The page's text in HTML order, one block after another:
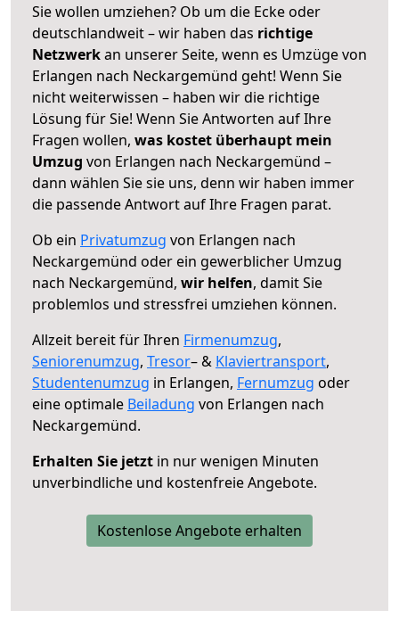
Sie wollen umziehen? Ob um die Ecke oder
deutschlandweit – wir haben das richtige
Netzwerkan unserer Seite, wenn es Umzüge von
Erlangen nach Neckargemünd geht! Wenn Sie
nicht weiterwissen – haben wir die richtige
Lösung für Sie! Wenn Sie Antworten auf Ihre
Fragen wollen, was kostet überhaupt mein
Umzug von Erlangen nach Neckargemünd –
dann wählen Sie sie uns, denn wir haben immer
die passende Antwort auf Ihre Fragen parat.
Ob ein Privatumzug von Erlangen nach
Neckargemünd oder ein gewerblicher Umzug
nach Neckargemünd, wir helfen, damit Sie
problemlos und stressfrei umziehen können.
Allzeit bereit für Ihren Firmenumzug,
Seniorenumzug, Tresor– & Klaviertransport,
Studentenumzug in Erlangen, Fernumzug oder
eine optimale Beiladung von Erlangen nach
Neckargemünd.
Erhalten Sie jetzt in nur wenigen Minuten
unverbindliche und kostenfreie Angebote.
Kostenlose Angebote erhalten